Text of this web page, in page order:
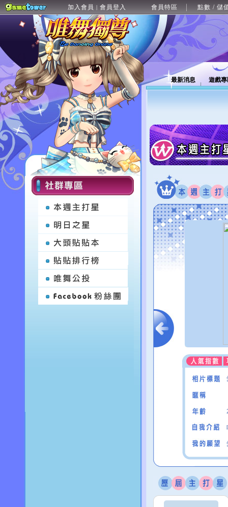
加入會員 | 會員登入 會員特區 點數 / 儲
最新消息 遊戲